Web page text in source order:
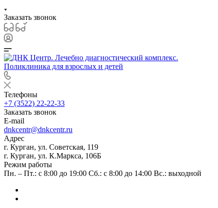
Заказать звонок
Телефоны
+7 (3522) 22-22-33
Заказать звонок
E-mail
dnkcentr@dnkcentr.ru
Адрес
г. Курган, ул. Советская, 119
г. Курган, ул. К.Маркса, 106Б
Режим работы
Пн. – Пт.: с 8:00 до 19:00 Сб.: с 8:00 до 14:00 Вс.: выходной